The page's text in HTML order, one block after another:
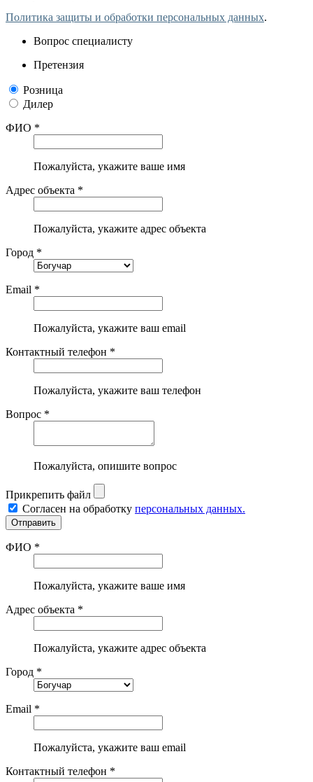
Политика защиты и обработки персональных данных.
Вопрос специалисту
Претензия
Розница
Дилер
ФИО *
Пожалуйста, укажите ваше имя
Адрес объекта *
Пожалуйста, укажите адрес объекта
Город *
Email *
Пожалуйста, укажите ваш email
Контактный телефон *
Пожалуйста, укажите ваш телефон
Вопрос *
Пожалуйста, опишите вопрос
Прикрепить файл
Согласен на обработку персональных данных.
ФИО *
Пожалуйста, укажите ваше имя
Адрес объекта *
Пожалуйста, укажите адрес объекта
Город *
Email *
Пожалуйста, укажите ваш email
Контактный телефон *